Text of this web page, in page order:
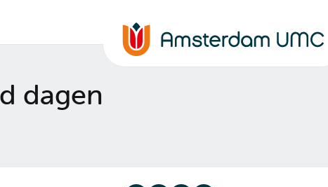
dagen